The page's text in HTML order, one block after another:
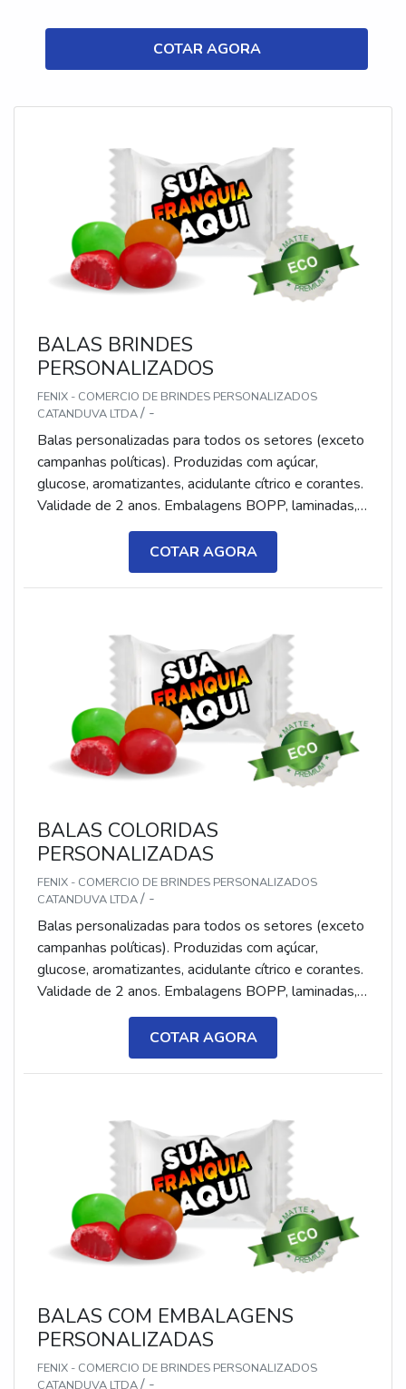
COTAR AGORA
BALAS BRINDES
PERSONALIZADOS
FENIX - COMERCIO DE BRINDES PERSONALIZADOS
CATANDUVA LTDA/ -
Balas personalizadas para todos os setores (exceto
campanhas políticas). Produzidas com açúcar,
glucose, aromatizantes, acidulante cítrico e corantes.
Validade de 2 anos. Embalagens BOPP, laminadas,
metalizadas ou ecológicas, com impressão colorida
ou P&B em alta qualidade, tinta atóxica. Medida: 5 ×
3,5 cm. Sabores variados (frutas, café, menta etc.) e
diferentes tipos (balas, gomas, chicletes, recheadas
COTAR AGORA
BALAS COLORIDAS
PERSONALIZADAS
FENIX - COMERCIO DE BRINDES PERSONALIZADOS
CATANDUVA LTDA/ -
Balas personalizadas para todos os setores (exceto
campanhas políticas). Produzidas com açúcar,
glucose, aromatizantes, acidulante cítrico e corantes.
Validade de 2 anos. Embalagens BOPP, laminadas,
metalizadas ou ecológicas, com impressão colorida
ou P&B em alta qualidade, tinta atóxica. Medida: 5 ×
3,5 cm. Sabores variados (frutas, café, menta etc.) e
diferentes tipos (balas, gomas, chicletes, recheadas
COTAR AGORA
BALAS COM EMBALAGENS
PERSONALIZADAS
FENIX - COMERCIO DE BRINDES PERSONALIZADOS
/ -